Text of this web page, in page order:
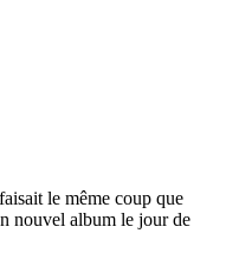
le même coup que
nouvel album le jour de